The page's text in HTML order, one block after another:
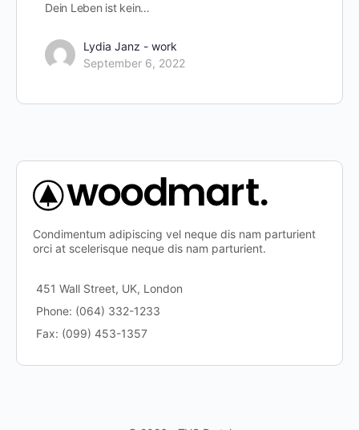
Dein Leben ist kein…
Lydia Janz - work
September 6, 2022
Condimentum adipiscing vel neque dis nam parturient
orci at scelerisque neque dis nam parturient.
451 Wall Street, UK, London
Phone: (064) 332-1233
Fax: (099) 453-1357